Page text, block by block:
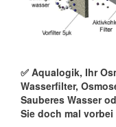
✅ Aqualogik, Ihr
Wasserfilter,
Sauberes Wasser
Sie doch mal